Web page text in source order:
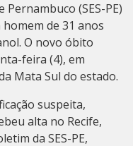
Pernambuco (SES-PE)
de 31 anos
O novo óbito
feira (4), em
Mata Sul do estado.
suspeita,
alta no Recife,
da SES-PE,